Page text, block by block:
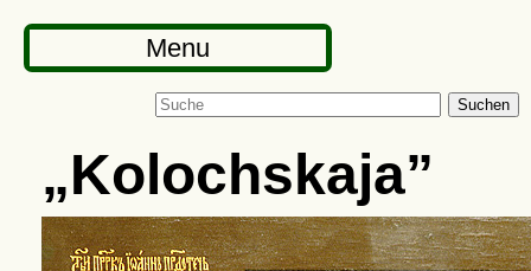
Menu
Suchen
Kolochskaja